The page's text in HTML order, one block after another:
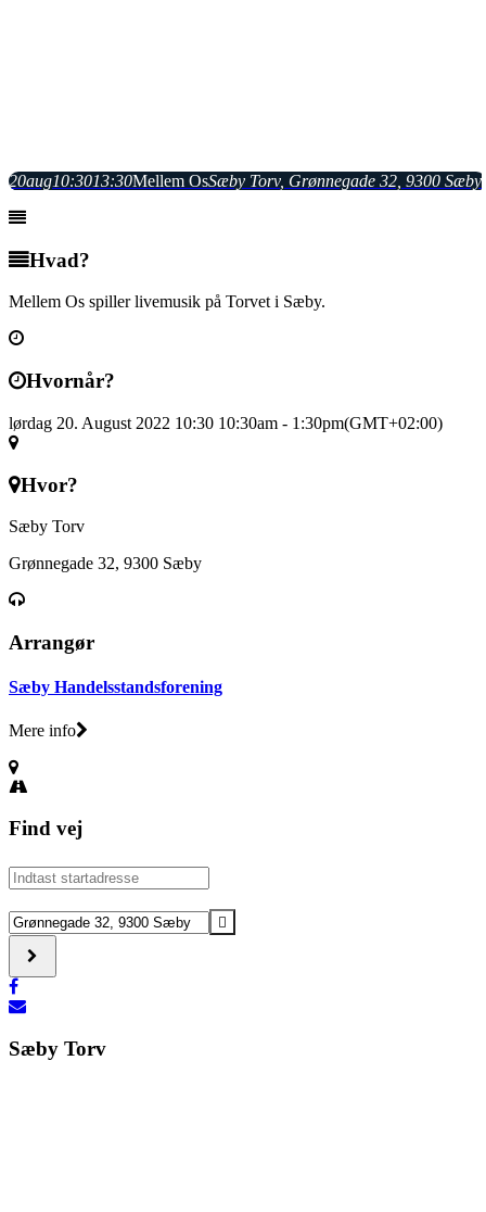
20aug10:3013:30Mellem OsSæby Torv, Grønnegade 32, 9300 Sæby
Hvad?
Mellem Os spiller livemusik på Torvet i Sæby.
Hvornår?
lørdag 20. August 2022 10:30 10:30am - 1:30pm(GMT+02:00)
Hvor?
Sæby Torv
Grønnegade 32, 9300 Sæby
Arrangør
Sæby Handelsstandsforening
Mere info
Find vej
Address
-
Mellem
Os
Destination
Address
Mellem
Os
[]
Sæby Torv